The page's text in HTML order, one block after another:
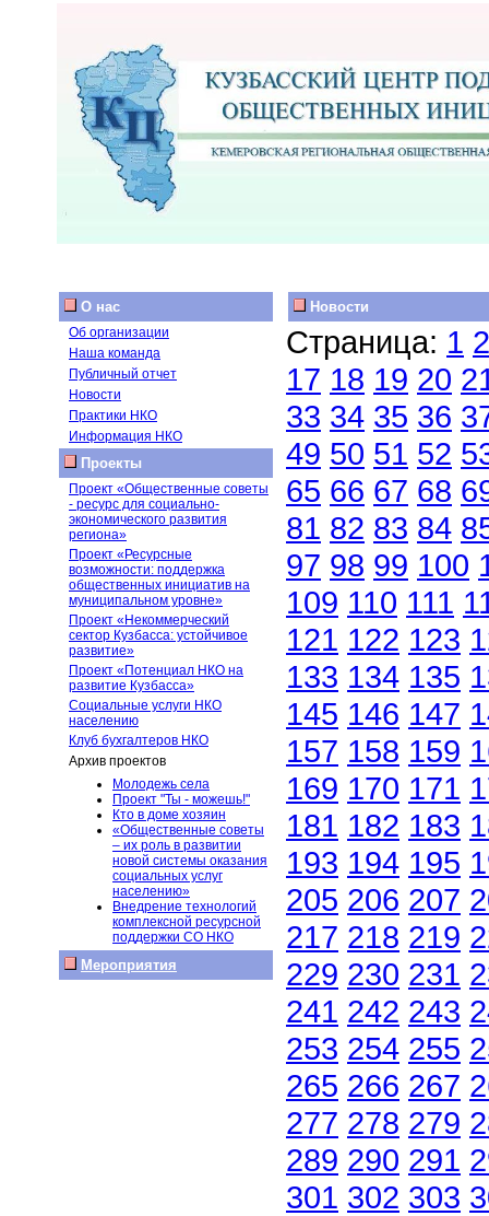
О нас
Об организации
Наша команда
Публичный отчет
Новости
Практики НКО
Информация НКО
Проекты
Проект «Общественные советы
- ресурс для социально-
экономического развития
региона»
Проект «Ресурсные
возможности: поддержка
общественных инициатив на
муниципальном уровне»
Проект «Некоммерческий
сектор Кузбасса: устойчивое
развитие»
Проект «Потенциал НКО на
развитие Кузбасса»
Социальные услуги НКО
населению
Клуб бухгалтеров НКО
Архив проектов
Молодежь села
Проект "Ты - можешь!"
Кто в доме хозяин
«Общественные советы
– их роль в развитии
новой системы оказания
социальных услуг
населению»
Внедрение технологий
комплексной ресурсной
поддержки СО НКО
Мероприятия
Новости
Страница: 1 2
17 18 19 20
33 34 35 36
49 50 51 52
65 66 67 68
81 82 83 84
97 98 99 100
109 110 111
121 122 123
133 134 135
145 146 147
157 158 159
169 170 171
181 182 183
193 194 195
205 206 207
217 218 219
229 230 231
241 242 243
253 254 255
265 266 267
277 278 279
289 290 291
301 302 303